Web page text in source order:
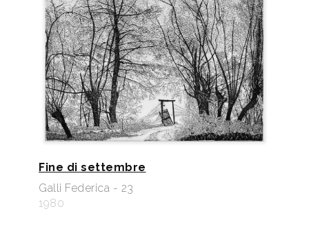
Fine di settembre
Galli Federica - 23
1980